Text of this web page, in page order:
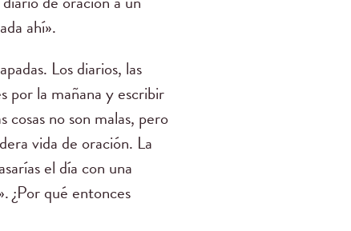
ahí».
Los diarios, las
por la mañana y escribir
cosas no son malas, pero
vida de oración. La
el día con una
¿Por qué entonces